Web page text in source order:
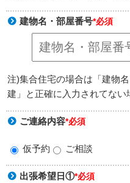
建物名・部屋番号*必須
注)集合住宅の場合は「建物
建」と正確に入力されてない
ご連絡内容*必須
仮予約 ご相談
出張希望日①*必須